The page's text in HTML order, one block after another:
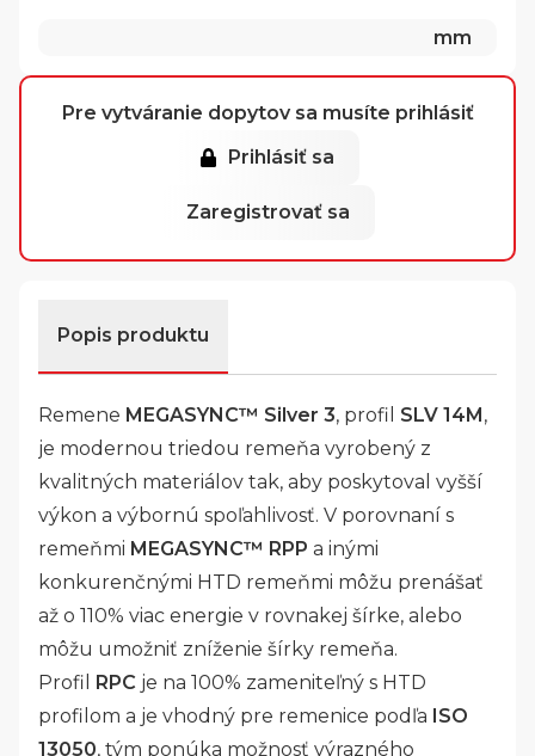
mm
Pre vytváranie dopytov sa musíte prihlásiť
Prihlásiť sa
Zaregistrovať sa
Popis produktu
Remene MEGASYNC™ Silver 3, profil SLV 14M ,
je modernou triedou remeňa vyrobený z
kvalitných materiálov tak, aby poskytoval vyšší
výkon a výbornú spoľahlivosť. V porovnaní s
remeňmi MEGASYNC™ RPP a inými
konkurenčnými HTD remeňmi môžu prenášať
až o 110% viac energie v rovnakej šírke, alebo
môžu umožniť zníženie šírky remeňa.
Profil
RPC je na 100% zameniteľný s HTD
profilom a je vhodný pre remenice podľa ISO
13050, tým ponúka možnosť výrazného